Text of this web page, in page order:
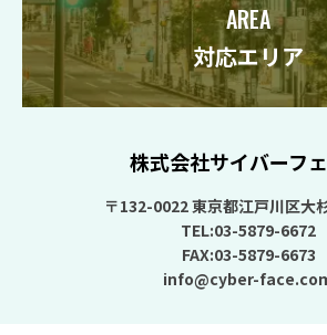
AREA
対応エリア
株式会社サイバーフ
〒132-0022 東京都江戸川区大
TEL:03-5879-6672
FAX:03-5879-6673
info@cyber-